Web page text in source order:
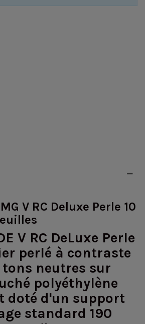
V RC Deluxe Perle 10
V RC DeLuxe Perle
perlé à contraste
neutres sur
polyéthylène
doté d'un support
standard 190